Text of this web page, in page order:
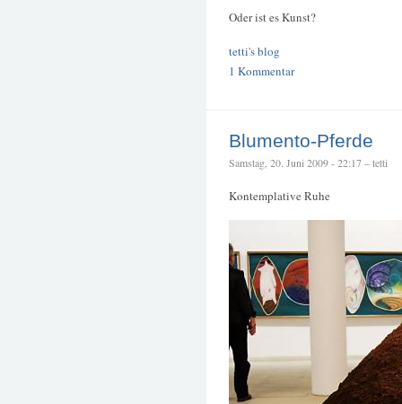
Oder ist es Kunst?
tetti's blog
1 Kommentar
Blumento-Pferde
Samstag, 20. Juni 2009 - 22:17 – tetti
Kontemplative Ruhe